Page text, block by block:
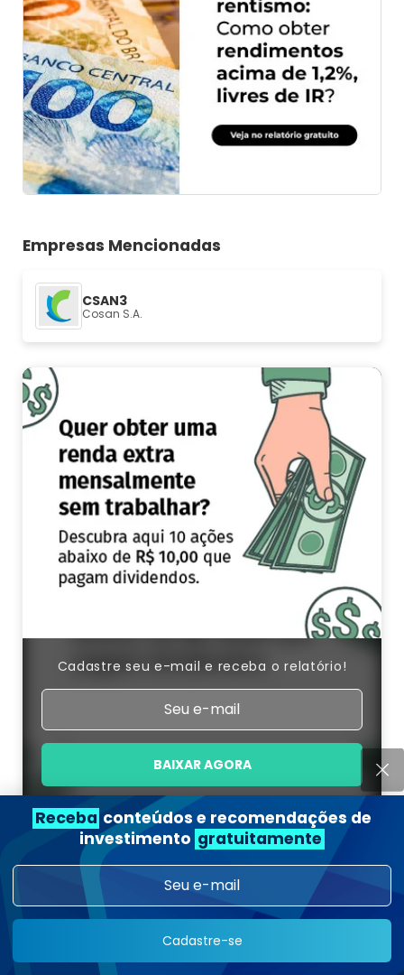
Empresas Mencionadas
CSAN3
Cosan S.A.
Cadastre seu e-mail e receba o relatório!
BAIXAR AGORA
Últimas Postagens
INVESTIMENTOS
Dividend yield alto demais?
Pode ser uma armadilha, não
uma oportunidade
Receba conteúdos e recomendações de
investimento gratuitamente
Cadastre-se